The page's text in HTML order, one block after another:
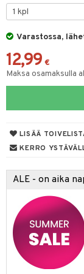
Varastossa,
12,99 €
Maksa osamaksulla
LISÄÄ
KERRO
ALE - on aika
Maustemyllyt
& Kulhot
Leivontavuoat
&
sisustus
tarvikkeita
tekstiilit
koristelu
Saalit